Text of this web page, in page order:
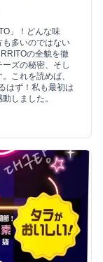
」！どんな味
多いのではない
の全貌を徹
ズの秘密、そし
これを読めば、
はず！私も最初は
しました。